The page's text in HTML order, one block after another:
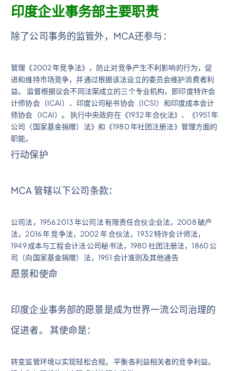
印度企业事务部主要职责
除了公司事务的监管外，MCA还参与：
管理《2002 年竞争法》，防止对竞争产生不利影响的行为，促
进和维持市场竞争，并通过根据该法设立的委员会维护消费者利
益。 监督根据议会不同法案成立的三个专业机构，即印度特许会
计师协会（ICAI）、印度公司秘书协会（ICSI）和印度成本会计
师协会（ICAI）。 执行中央政府在《1932 年合伙法》、《1951 年
公司（国家基金捐赠）法》和《1980 年社团注册法》管理方面的
职能。
行动保护
MCA 管辖以下公司条款：
公司法，1956 2013 年公司法 有限责任合伙企业法，2008 破产
法，2016 年 竞争法，2002 年 合伙法，1932 特许会计师法，
1949 成本与工程会计法 公司秘书法，1980 社团注册法，1860 公
司（向国家基金捐赠）法，1951 会计准则及其他通告
愿景和使命
印度企业事务部的愿景是成为世界一流公司治理的
促进者。 其使命是：
转变监管环境以实现轻松合规。 平衡各利益相关者的竞争利益。